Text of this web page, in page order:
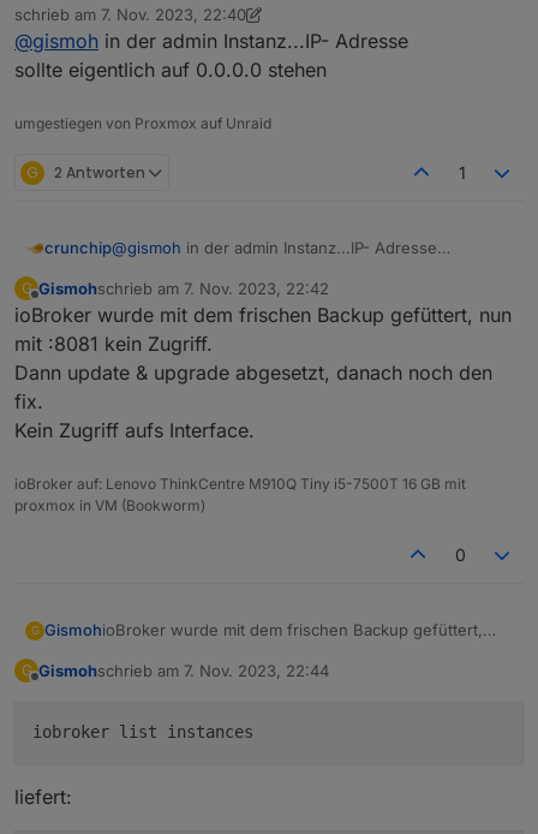
Offline
schrieb am 7. Nov. 2023, 22:40
zuletzt editiert von crunchip11. Juli 2023, 23:40
@gismoh in der admin Instanz...IP- Adresse
sollte eigentlich auf 0.0.0.0 stehen
umgestiegen von Proxmox auf Unraid
G 2 Antworten 1
crunchip@gismoh in der admin Instanz...IP- Adresse
G
Offline
Gismohschrieb am 7. Nov. 2023, 22:42
zuletzt editiert von
ioBroker wurde mit dem frischen Backup gefüttert, nun
mit :8081 kein Zugriff.
Dann update & upgrade abgesetzt, danach noch den
fix.
Kein Zugriff aufs Interface.
ioBroker auf: Lenovo ThinkCentre M910Q Tiny i5-7500T 16 GB mit
proxmox in VM (Bookworm)
0
G GismohioBroker wurde mit dem frischen Backup gefüttert,
Dann update & upgrade abgesetzt, danach noch den
Kein Zugriff aufs Interface.
G Gismohschrieb am 7. Nov. 2023, 22:44
zuletzt editiert von
liefert: